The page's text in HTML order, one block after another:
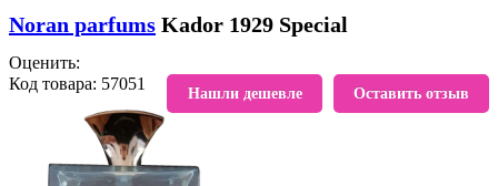
Noran parfums Kador 1929 Special
Оставить отзыв
Нашли дешевле
Оценить:
Код товара: 57051
В избранное